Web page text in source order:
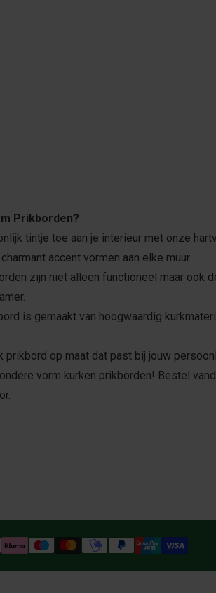
Prikborden?
tintje toe aan je interieur met onze
accent vormen aan elke muur.
zijn niet alleen functioneel maar ook
is gemaakt van hoogwaardig
prikbord op maat dat past bij jouw
vorm kurken prikborden! Bestel